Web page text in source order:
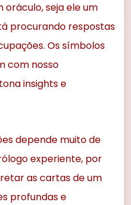
oráculo, seja ele um
procurando respostas
Os símbolos
com nosso
insights e
depende muito de
experiente, por
as cartas de um
profundas e